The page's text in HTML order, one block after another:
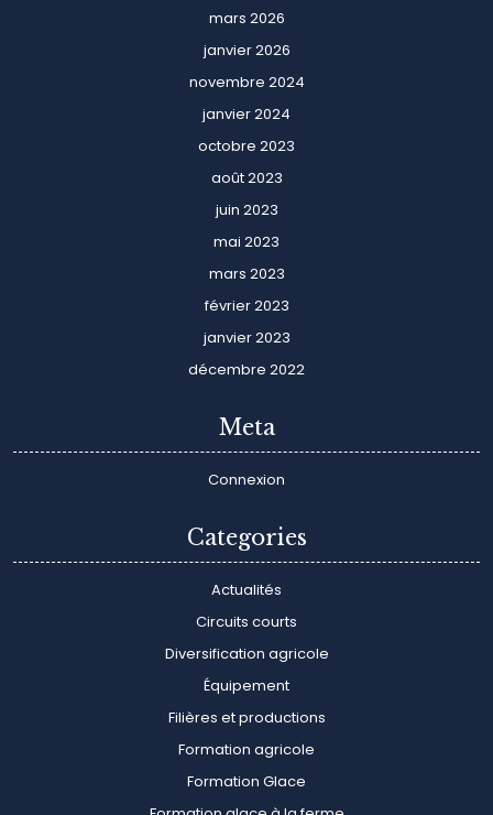
mars 2026
janvier 2026
novembre 2024
janvier 2024
octobre 2023
août 2023
juin 2023
mai 2023
mars 2023
février 2023
janvier 2023
décembre 2022
Meta
Connexion
Categories
Actualités
Circuits courts
Diversification agricole
Équipement
Filières et productions
Formation agricole
Formation Glace